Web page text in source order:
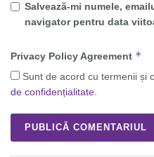
Salvează-mi numele,
navigator pentru data
Privacy Policy Agreement *
Sunt de acord cu termenii și
de confidențialitate.